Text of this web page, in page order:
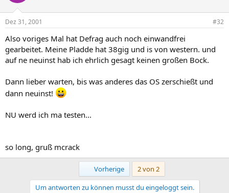
Dez 31, 2001 #32
Also voriges Mal hat Defrag auch noch einwandfrei
gearbeitet. Meine Pladde hat 38gig und is von western. und
auf ne neuinst hab ich ehrlich gesagt keinen großen Bock.
Dann lieber warten, bis was anderes das OS zerschießt und
dann neuinst!
NU werd ich ma testen...
so long, gruß mcrack
Vorherige
2 von 2
Um antworten zu können musst du eingeloggt sein.